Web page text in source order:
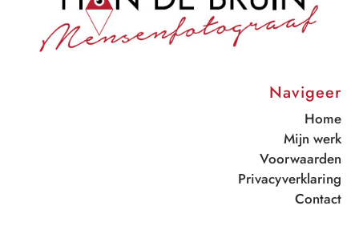
Navigeer
Home
Mijn werk
Voorwaarden
Privacyverklaring
Contact